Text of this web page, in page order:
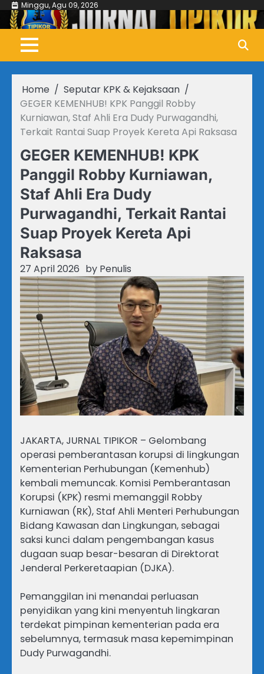
Skip
content
Minggu, Agu 09, 2026
Home
Seputar KPK & Kejaksaan
GEGER KEMENHUB! KPK Panggil Robby
Kurniawan, Staf Ahli Era Dudy Purwagandhi,
Terkait Rantai Suap Proyek Kereta Api Raksasa
GEGER KEMENHUB! KPK
Panggil Robby Kurniawan,
Staf Ahli Era Dudy
Purwagandhi, Terkait Rantai
Suap Proyek Kereta Api
Raksasa
27 April 2026 by Penulis
JAKARTA, JURNAL TIPIKOR – Gelombang
operasi pemberantasan korupsi di lingkungan
Kementerian Perhubungan (Kemenhub)
kembali memuncak. Komisi Pemberantasan
Korupsi (KPK) resmi memanggil Robby
Kurniawan (RK), Staf Ahli Menteri Perhubungan
Bidang Kawasan dan Lingkungan, sebagai
saksi kunci dalam pengembangan kasus
dugaan suap besar-besaran di Direktorat
Jenderal Perkeretaapian (DJKA).
Pemanggilan ini menandai perluasan
penyidikan yang kini menyentuh lingkaran
terdekat pimpinan kementerian pada era
sebelumnya, termasuk masa kepemimpinan
Dudy Purwagandhi.